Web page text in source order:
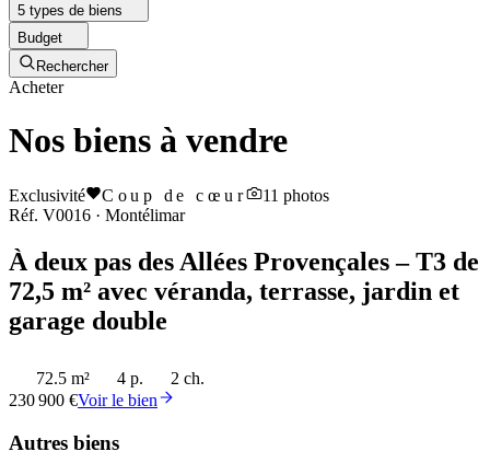
5 types de biens
Budget
Rechercher
Acheter
Nos biens à vendre
Exclusivité Coup de cœur 11 photos
Réf. V0016 · Montélimar
À deux pas des Allées Provençales – T3 de
72,5 m² avec véranda, terrasse, jardin et
garage double
72.5 m² 4 p.
2 ch.
230 900 €Voir le bien
Autres biens